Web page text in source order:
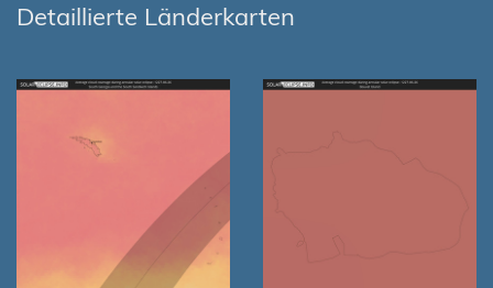
Detaillierte Länderkarten